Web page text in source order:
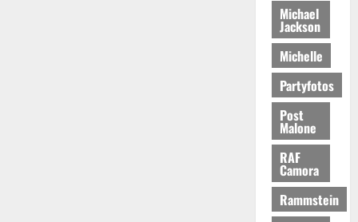
Michael
Jackson
Michelle
Partyfotos
Post
Malone
RAF
Camora
Rammstein